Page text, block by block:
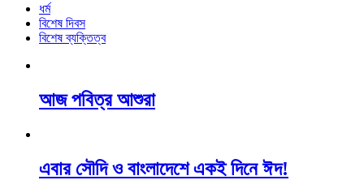
ধর্ম
বিশেষ দিবস
বিশেষ ব্যক্তিত্ব
আজ পবিত্র আশুরা
এবার সৌদি ও বাংলাদেশে একই দিনে ঈদ!